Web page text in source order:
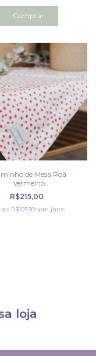
de Mesa Poá
Vermelho
R$215,00
de R$107,50 sem juros
loja